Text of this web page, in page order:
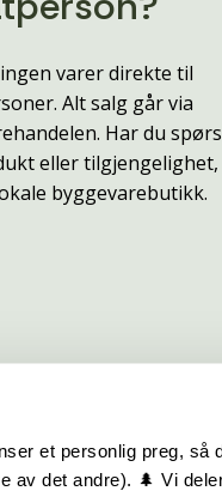
et personlig preg, så
av det andre). 🌲 Vi
varer direkte til
Alt salg går via
Har du
eller
byggevarebutikk.